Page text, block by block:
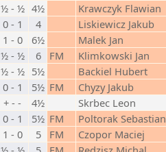
½ - ½ 4½ Krawczyk Flawian
0 - 1 4 Liskiewicz Jakub
1 - 0 6½ Malek Jan
½ - ½ 6 FM Klimkowski Jan
½ - ½ 5½ Backiel Hubert
0 - 1 5½ FM Chyzy Jakub
+ - - 4½ Skrbec Leon
0 - 1 5½ FM Poltorak Sebastian
1 - 0 5 FM Czopor Maciej